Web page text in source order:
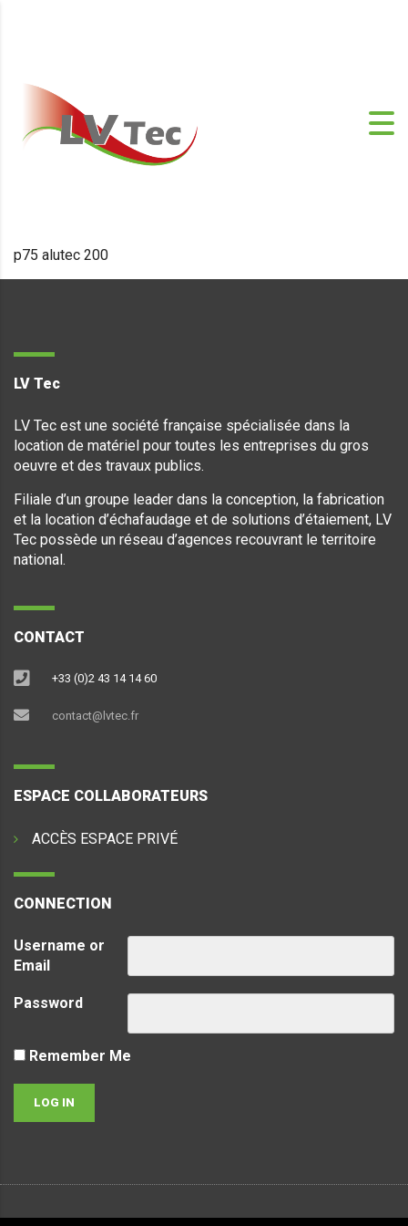
p75 alutec 200
LV Tec
LV Tec est une société française spécialisée dans la
location de matériel pour toutes les entreprises du gros
oeuvre et des travaux publics.
Filiale d’un groupe leader dans la conception, la fabrication
et la location d’échafaudage et de solutions d’étaiement, LV
Tec possède un réseau d’agences recouvrant le territoire
national.
CONTACT
+33 (0)2 43 14 14 60
contact@lvtec.fr
ESPACE COLLABORATEURS
ACCÈS ESPACE PRIVÉ
CONNECTION
Username or
Email
Password
Remember Me